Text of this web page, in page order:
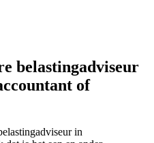
belastingadviseur
of
in